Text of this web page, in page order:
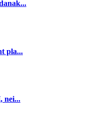
pla...
nei...